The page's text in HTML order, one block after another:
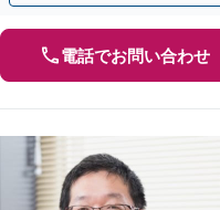
電話でお問い合わせ